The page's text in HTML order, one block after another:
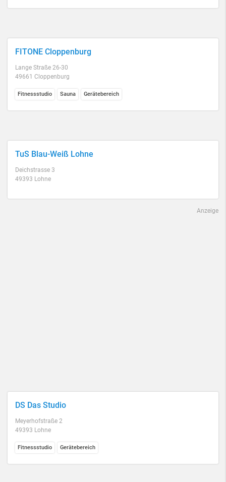
FITONE Cloppenburg
Lange Straße 26-30
49661 Cloppenburg
Fitnessstudio Sauna Gerätebereich
TuS Blau-Weiß Lohne
Deichstrasse 3
49393 Lohne
Anzeige
DS Das Studio
Meyerhofstraße 2
49393 Lohne
Fitnessstudio Gerätebereich